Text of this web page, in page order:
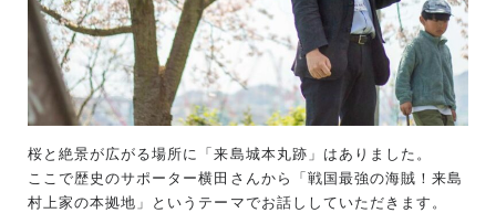
桜と絶景が広がる場所に「来島城本丸跡」はありました。
ここで歴史のサポーター横田さんから「戦国最強の海賊！来島
村上家の本拠地」というテーマでお話ししていただきます。